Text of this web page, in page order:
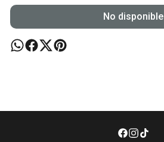
No disponible